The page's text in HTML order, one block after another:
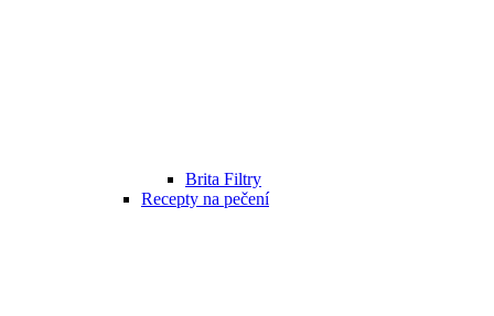
Brita Filtry
Recepty na pečení